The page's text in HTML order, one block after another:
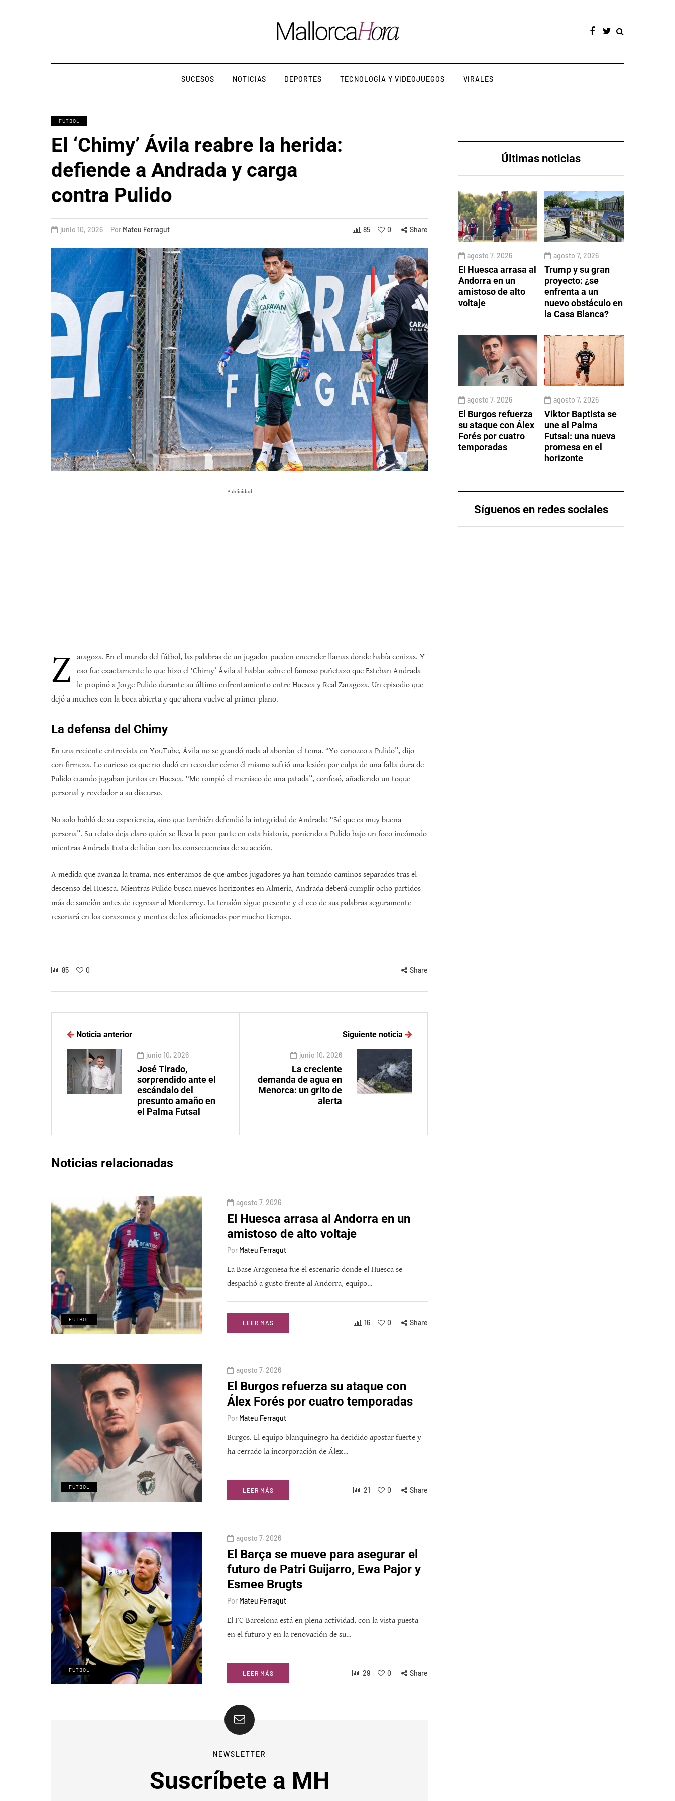
SUCESOS NOTICIAS DEPORTES TECNOLOGÍA Y VIDEOJUEGOS VIRALES
FÚTBOL
El ‘Chimy’ Ávila reabre la herida:
defiende a Andrada y carga
contra Pulido
junio 10, 2026 Por Mateu Ferragut 85 0 Share
Publicidad
Z
aragoza. En el mundo del fútbol, las palabras de un jugador pueden encender llamas donde había cenizas. Y
eso fue exactamente lo que hizo el ‘Chimy’ Ávila al hablar sobre el famoso puñetazo que Esteban Andrada
le propinó a Jorge Pulido durante su último enfrentamiento entre Huesca y Real Zaragoza. Un episodio que
dejó a muchos con la boca abierta y que ahora vuelve al primer plano.
La defensa del Chimy
En una reciente entrevista en YouTube, Ávila no se guardó nada al abordar el tema. “Yo conozco a Pulido”, dijo
con firmeza. Lo curioso es que no dudó en recordar cómo él mismo sufrió una lesión por culpa de una falta dura de
Pulido cuando jugaban juntos en Huesca. “Me rompió el menisco de una patada”, confesó, añadiendo un toque
personal y revelador a su discurso.
No solo habló de su experiencia, sino que también defendió la integridad de Andrada: “Sé que es muy buena
persona”. Su relato deja claro quién se lleva la peor parte en esta historia, poniendo a Pulido bajo un foco incómodo
mientras Andrada trata de lidiar con las consecuencias de su acción.
A medida que avanza la trama, nos enteramos de que ambos jugadores ya han tomado caminos separados tras el
descenso del Huesca. Mientras Pulido busca nuevos horizontes en Almería, Andrada deberá cumplir ocho partidos
más de sanción antes de regresar al Monterrey. La tensión sigue presente y el eco de sus palabras seguramente
resonará en los corazones y mentes de los aficionados por mucho tiempo.
85 0 Share
Últimas noticias
agosto 7, 2026
El Huesca arrasa al
Andorra en un
amistoso de alto
voltaje
agosto 7, 2026
Trump y su gran
proyecto: ¿se
enfrenta a un
nuevo obstáculo en
la Casa Blanca?
agosto 7, 2026
El Burgos refuerza
su ataque con Álex
Forés por cuatro
temporadas
agosto 7, 2026
Viktor Baptista se
une al Palma
Futsal: una nueva
promesa en el
horizonte
Síguenos en redes sociales
Noticia anterior
junio 10, 2026
José Tirado,
sorprendido ante el
escándalo del
presunto amaño en
el Palma Futsal
Siguiente noticia
junio 10, 2026
La creciente
demanda de agua en
Menorca: un grito de
alerta
Noticias relacionadas
FÚTBOL
agosto 7, 2026
El Huesca arrasa al Andorra en un
amistoso de alto voltaje
Por Mateu Ferragut
La Base Aragonesa fue el escenario donde el Huesca se
despachó a gusto frente al Andorra, equipo…
LEER MÁS 16 0 Share
FÚTBOL
agosto 7, 2026
El Burgos refuerza su ataque con
Álex Forés por cuatro temporadas
Por Mateu Ferragut
Burgos. El equipo blanquinegro ha decidido apostar fuerte y
ha cerrado la incorporación de Álex…
LEER MÁS 21 0 Share
FÚTBOL
agosto 7, 2026
El Barça se mueve para asegurar el
futuro de Patri Guijarro, Ewa Pajor y
Esmee Brugts
Por Mateu Ferragut
El FC Barcelona está en plena actividad, con la vista puesta
en el futuro y en la renovación de su…
LEER MÁS 29 0 Share
NEWSLETTER
Suscríbete a MH